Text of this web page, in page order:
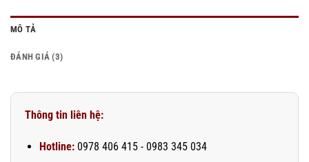
MÔ TẢ
ĐÁNH GIÁ (3)
Thông tin liên hệ:
Hotline:0978 406 415 - 0983 345 034